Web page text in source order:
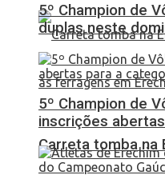
Carreta tomba na
5º Champion de
duplas neste
5º Champion de
inscrições